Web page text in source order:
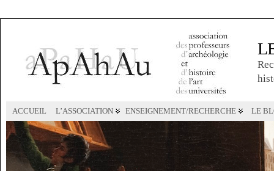
ACCUEIL L’ASSOCIATION ENSEIGNEMENT/RECHERCHE LE